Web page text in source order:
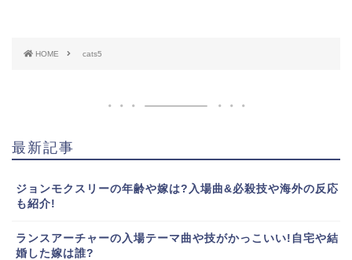
HOME cats5
最新記事
ジョンモクスリーの年齢や嫁は?入場曲&必殺技や海外の反応
も紹介!
ランスアーチャーの入場テーマ曲や技がかっこいい!自宅や結
婚した嫁は誰?